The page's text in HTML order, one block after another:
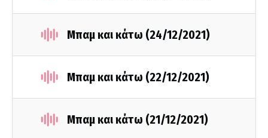
Μπαμ και κάτω (24/12/2021)
Μπαμ και κάτω (22/12/2021)
Μπαμ και κάτω (21/12/2021)